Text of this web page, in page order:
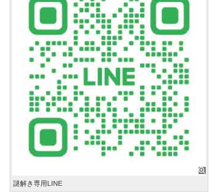
謎解き専用LINE